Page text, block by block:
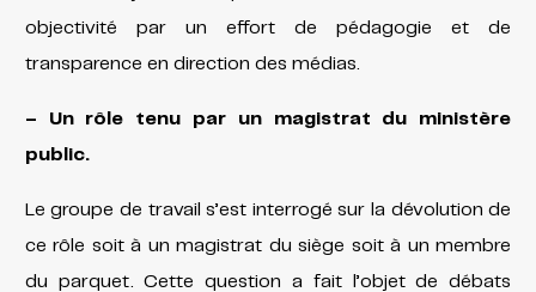
objectivité par un effort de pédagogie et de
transparence en direction des médias.
– Un rôle tenu par un magistrat du ministère
public.
Le groupe de travail s’est interrogé sur la dévolution de
ce rôle soit à un magistrat du siège soit à un membre
du parquet. Cette question a fait l’objet de débats